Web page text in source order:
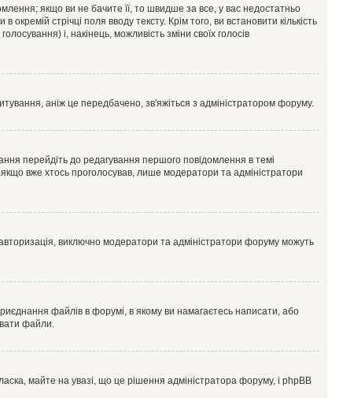
якщо ви не бачите її, то швидше за все, у вас недостатньо
стрічці поля вводу тексту. Крім того, ви встановити кількість
і, накінець, можливість зміни своїх голосів
аніж це передбачено, зв'яжіться з адміністратором форуму.
перейдіть до редагування першого повідомлення в темі
вже хтось проголосував, лише модератори та адміністратори
виключно модератори та адміністратори форуму можуть
файлів в форумі, в якому ви намагаєтесь написати, або
файли.
майте на увазі, що це рішення адміністратора форуму, і phpBB